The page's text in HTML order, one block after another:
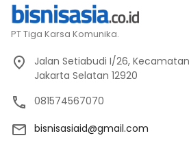
PT Tiga Karsa Komunika.
Jalan Setiabudi I/26,
Jakarta Selatan 12920
081574567070
bisnisasiaid@gmail.com